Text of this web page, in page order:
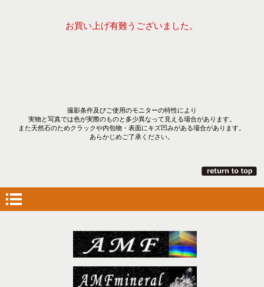
お買い上げ有難うございました。
撮影条件及びご使用のモニターの特性により
実物と写真では色が実際のものと多少異なって見える場合があります。
また天然石のためクラックや内包物・表面にキズ凹みがある場合があります。
あらかじめご了承ください。